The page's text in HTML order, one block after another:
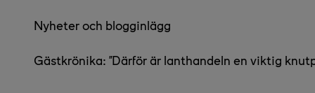
Nyheter och blogginlägg
Gästkrönika: ”Därför är lanthandeln en viktig